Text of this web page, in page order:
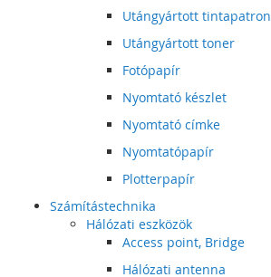
Utángyártott tintapatron
Utángyártott toner
Fotópapír
Nyomtató készlet
Nyomtató címke
Nyomtatópapír
Plotterpapír
Számítástechnika
Hálózati eszközök
Access point, Bridge
Hálózati antenna